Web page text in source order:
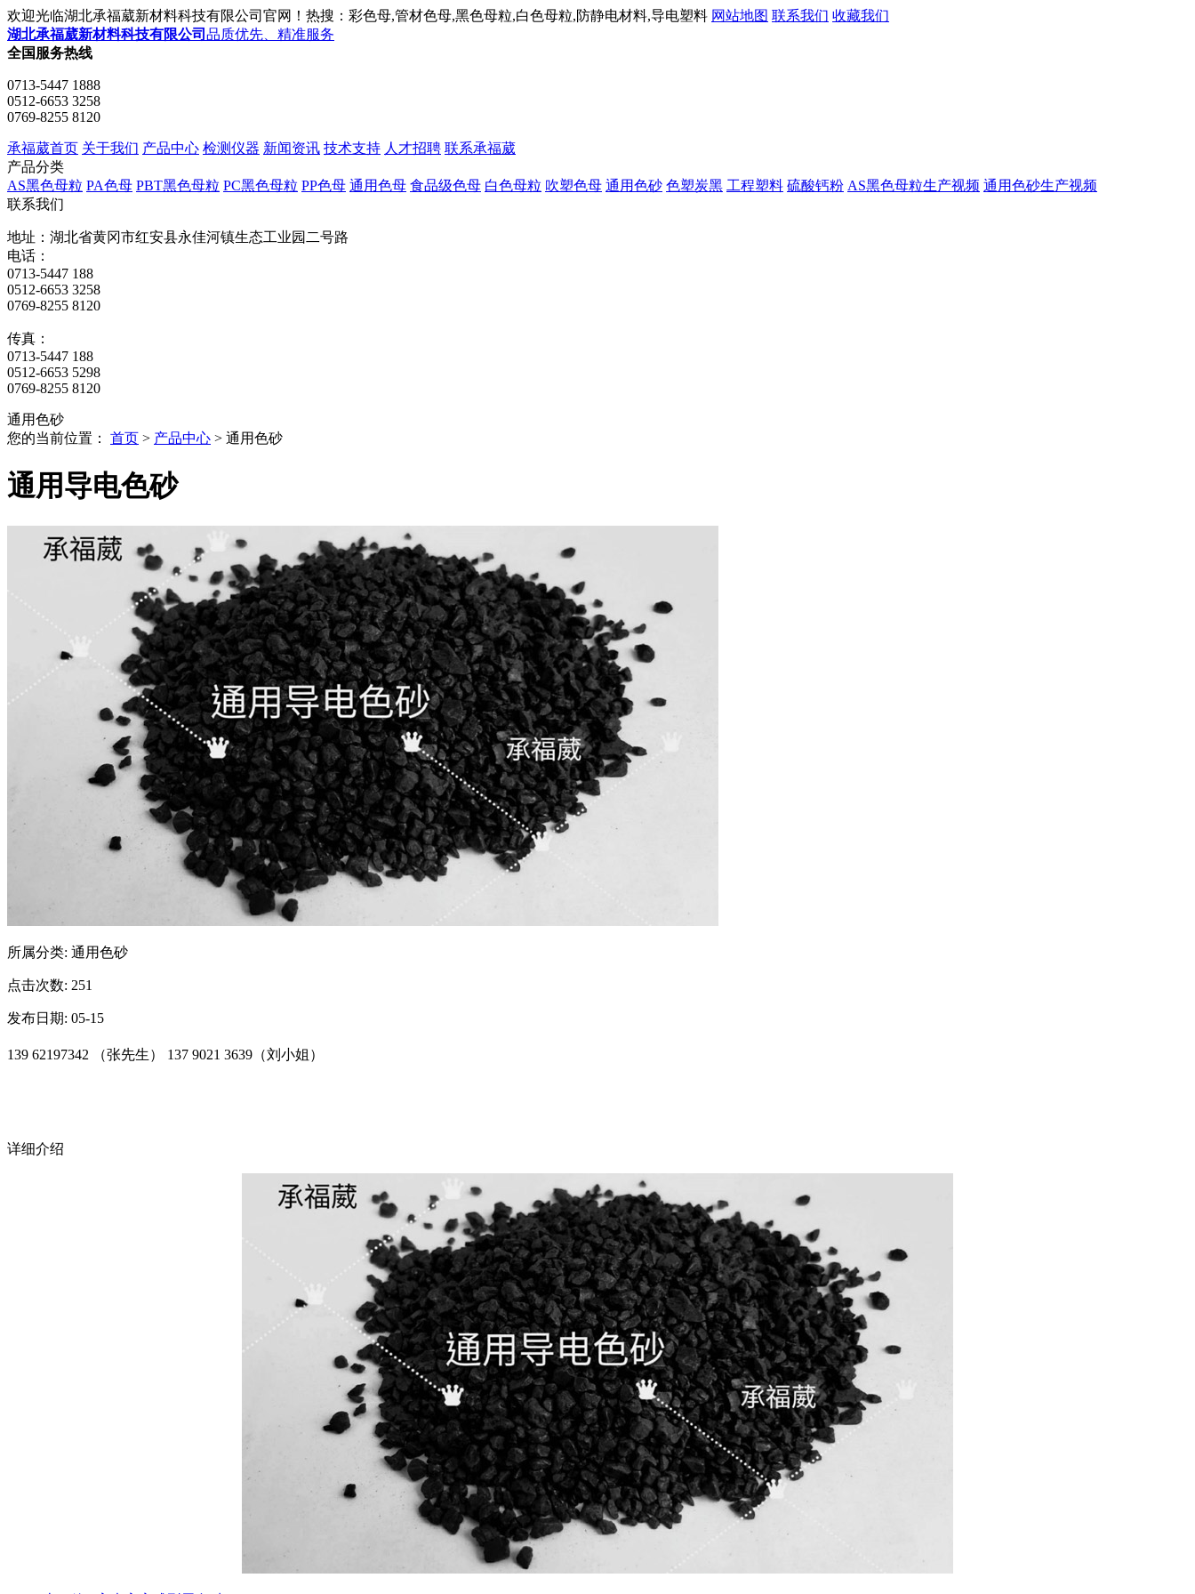
欢迎光临湖北承福葳新材料科技有限公司官网！热搜：彩色母,管材色母,黑色母粒,白色母粒,防静电材料,导电塑料 网站地图 联系我们 收藏我们
湖北承福葳新材料科技有限公司 品质优先、精准服务
全国服务热线
0713-5447 1888
0512-6653 3258
0769-8255 8120
承福葳首页 关于我们 产品中心 检测仪器 新闻资讯 技术支持 人才招聘 联系承福葳
产品分类
AS黑色母粒 PA色母 PBT黑色母粒 PC黑色母粒 PP色母 通用色母 食品级色母 白色母粒 吹塑色母 通用色砂 色塑炭黑 工程塑料 硫酸钙粉 AS黑色母粒生产视频 通用色砂生产视频
联系我们
地址：湖北省黄冈市红安县永佳河镇生态工业园二号路
电话：
0713-5447 188
0512-6653 3258
0769-8255 8120
传真：
0713-5447 188
0512-6653 5298
0769-8255 8120
通用色砂
您的当前位置： 首页 > 产品中心 > 通用色砂
通用导电色砂
所属分类: 通用色砂
点击次数: 251
发布日期: 05-15
139 62197342 （张先生） 137 9021 3639（刘小姐）
详细介绍